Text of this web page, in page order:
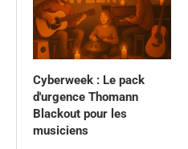
Cyberweek : Le pack
d'urgence Thomann
Blackout pour les
musiciens